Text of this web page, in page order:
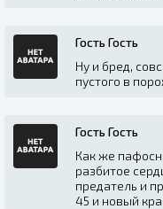
Гость Гость
Ну и бред,
пустого в
Гость Гость
Как же
разбитое
предатель и
45 и новый